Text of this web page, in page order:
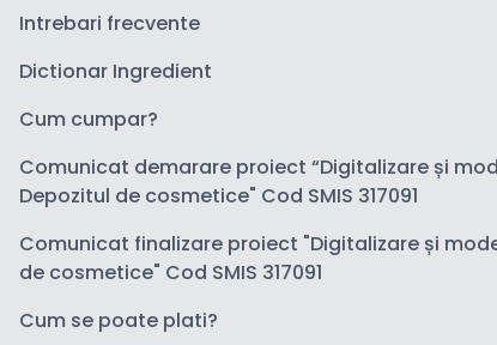
Intrebari frecvente
Dictionar Ingredient
Cum cumpar?
Comunicat demarare proiect “Digitalizare și
Depozitul de cosmetice" Cod SMIS 317091
Comunicat finalizare proiect "Digitalizare și
de cosmetice" Cod SMIS 317091
Cum se poate plati?